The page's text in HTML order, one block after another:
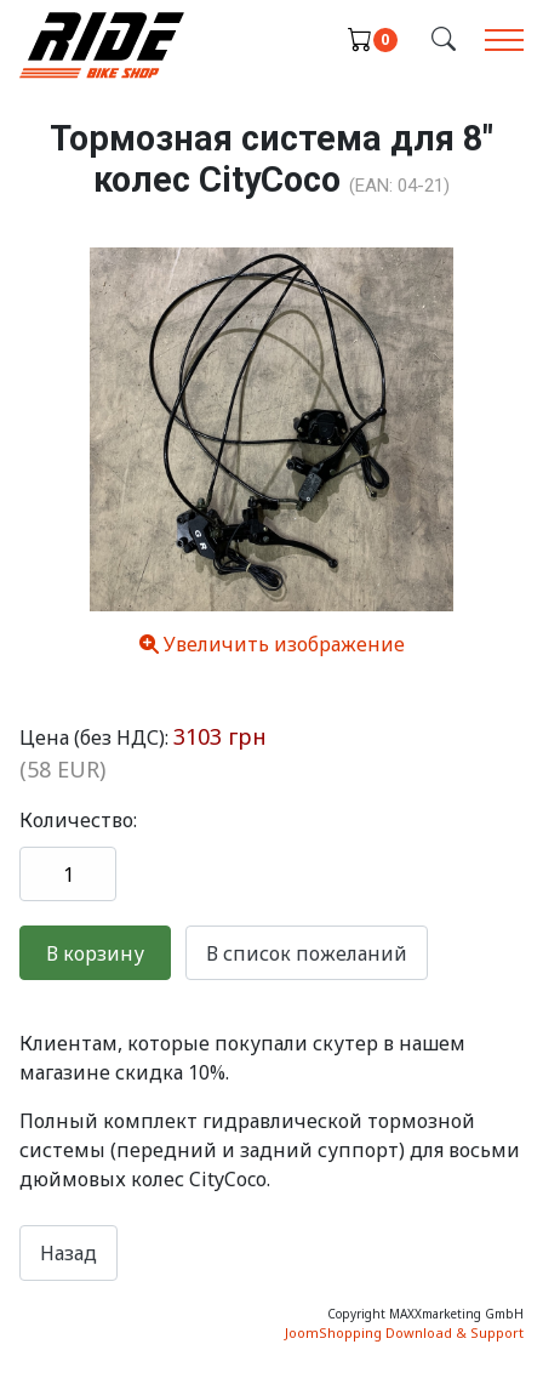
0
Тормозная система для 8"
колес CityCoco (EAN: 04-21)
Увеличить изображение
Цена (без НДС): 3103 грн
(58 EUR)
Количество:
Клиентам, которые покупали скутер в нашем
магазине скидка 10%.
Полный комплект гидравлической тормозной
системы (передний и задний суппорт) для восьми
дюймовых колес CityCoco.
Copyright MAXXmarketing GmbH
JoomShopping Download & Support